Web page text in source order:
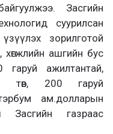
Засгийн
суурилсан
зорилготой
ашгийн бус
ажилтантай,
6 төв, 200 гаруй
ам.долларын
Засгийн газраас